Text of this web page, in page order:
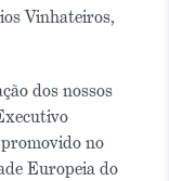
Vinhateiros,
dos nossos
no
Europeia do